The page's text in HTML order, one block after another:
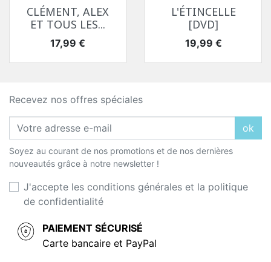
CLÉMENT, ALEX
ET TOUS LES...
Prix
17,99 €
L'ÉTINCELLE
[DVD]
Prix
19,99 €
Recevez nos offres spéciales
ok
Soyez au courant de nos promotions et de nos dernières
nouveautés grâce à notre newsletter !
J'accepte les conditions générales et la politique
de confidentialité
PAIEMENT SÉCURISÉ
Carte bancaire et PayPal